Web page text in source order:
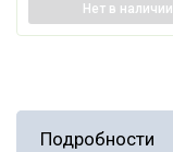
Нет в наличии
Подробности